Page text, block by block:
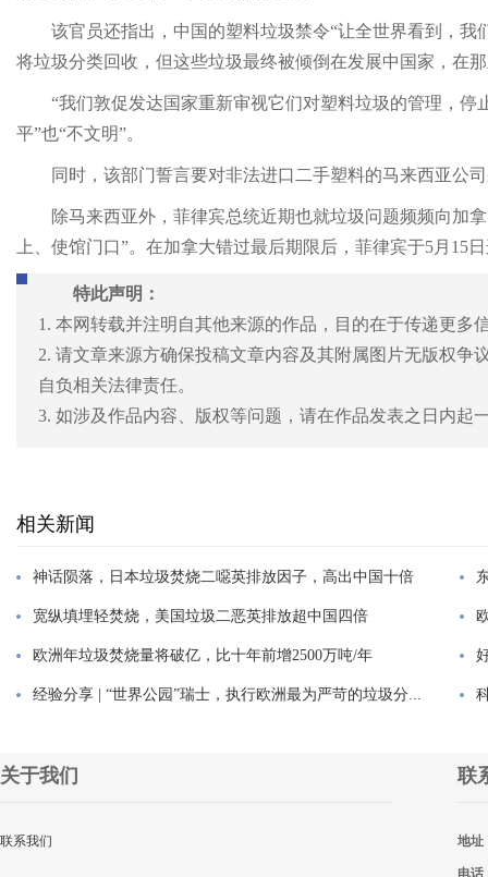
该官员还指出，中国的塑料垃圾禁令“让全世界看到，
将垃圾分类回收，但这些垃圾最终被倾倒在发展中国家，在
“我们敦促发达国家重新审视它们对塑料垃圾的管理，
平”也“不文明”。
同时，该部门誓言要对非法进口二手塑料的马来西亚公
除马来西亚外，菲律宾总统近期也就垃圾问题频频向加
上、使馆门口”。在加拿大错过最后期限后，菲律宾于5月15
特此声明：
1. 本网转载并注明自其他来源的作品，目的在于传递更多
2. 请文章来源方确保投稿文章内容及其附属图片无版权争
自负相关法律责任。
3. 如涉及作品内容、版权等问题，请在作品发表之日内起
相关新闻
神话陨落，日本垃圾焚烧二噁英排放因子，高出中国十倍
宽纵填埋轻焚烧，美国垃圾二恶英排放超中国四倍
欧洲年垃圾焚烧量将破亿，比十年前增2500万吨/年
经验分享 | “世界公园”瑞士，执行欧洲最为严苛的垃圾分...
关于我们
联系我们
联
地址
电话